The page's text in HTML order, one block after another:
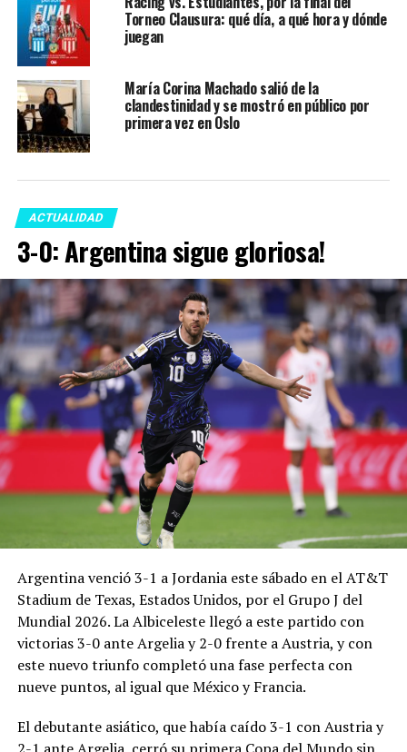
Torneo Clausura: qué día, a qué hora y dónde
juegan
María Corina Machado salió de la
clandestinidad y se mostró en público por
primera vez en Oslo
ACTUALIDAD
3-0: Argentina sigue gloriosa!
Argentina venció 3-1 a Jordania este sábado en el AT&T
Stadium de Texas, Estados Unidos, por el Grupo J del
Mundial 2026. La Albiceleste llegó a este partido con
victorias 3-0 ante Argelia y 2-0 frente a Austria, y con
este nuevo triunfo completó una fase perfecta con
nueve puntos, al igual que México y Francia.
El debutante asiático, que había caído 3-1 con Austria y